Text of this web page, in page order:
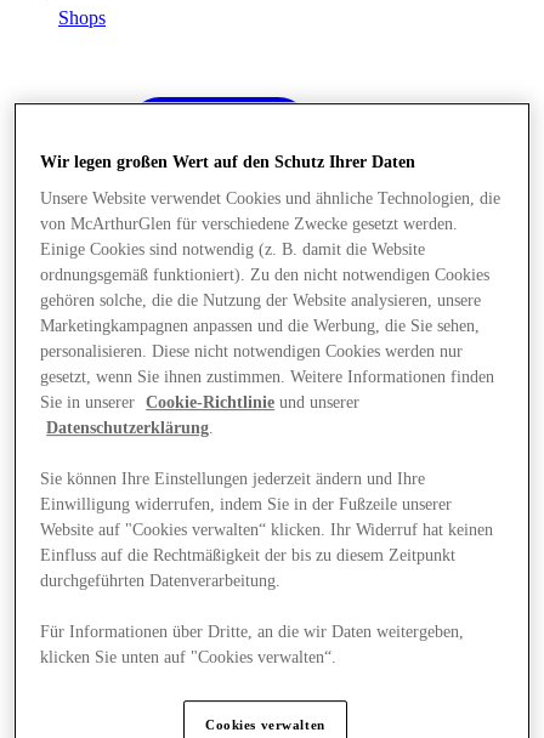
Shops
Angebote
Wir legen großen Wert auf den Schutz Ihrer Daten
Unsere Website verwendet Cookies und ähnliche Technologien, die
von McArthurGlen für verschiedene Zwecke gesetzt werden.
Einige Cookies sind notwendig (z. B. damit die Website
ordnungsgemäß funktioniert). Zu den nicht notwendigen Cookies
gehören solche, die die Nutzung der Website analysieren, unsere
Marketingkampagnen anpassen und die Werbung, die Sie sehen,
personalisieren. Diese nicht notwendigen Cookies werden nur
gesetzt, wenn Sie ihnen zustimmen. Weitere Informationen finden
Sie in unserer
Cookie-Richtlinie und unserer
Datenschutzerklärung
Sie können Ihre Einstellungen jederzeit ändern und Ihre
Einwilligung widerrufen, indem Sie in der Fußzeile unserer
Website auf "Cookies verwalten“ klicken. Ihr Widerruf hat keinen
Einfluss auf die Rechtmäßigkeit der bis zu diesem Zeitpunkt
durchgeführten Datenverarbeitung.
Für Informationen über Dritte, an die wir Daten weitergeben,
klicken Sie unten auf "Cookies verwalten“.
Cookies verwalten